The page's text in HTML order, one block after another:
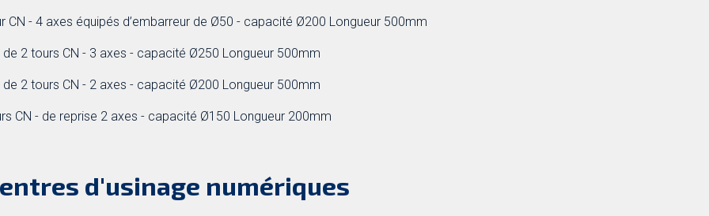
CN - 4 axes équipés d’embarreur de Ø50 - capacité Ø200 Longueur 500mm
de 2 tours CN - 3 axes - capacité Ø250 Longueur 500mm
de 2 tours CN - 2 axes - capacité Ø200 Longueur 500mm
CN - de reprise 2 axes - capacité Ø150 Longueur 200mm
d'usinage numériques